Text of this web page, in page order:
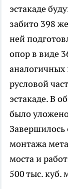
эстакаде
забито 398
ней
опор в виде
русловой
эстакаде. В
было
Завершилось
монтажа
моста и
500 тыс. куб.